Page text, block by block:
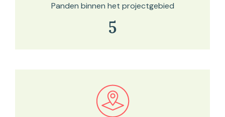
Panden binnen het projectgebied
5
Bekijk in onze kaartviewer